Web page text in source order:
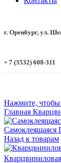
г. Оренбург, ул.
+ 7 (3532) 608-311
Нажмите, чтобы
Главная
Назад к товарам